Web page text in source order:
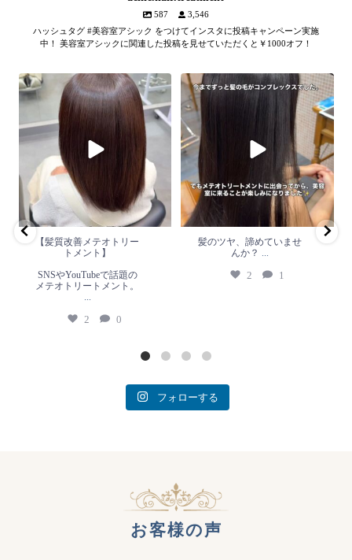
587
3,546
ハッシュタグ #美容室アシック をつけてインスタに投稿キャンペーン実施
中！ 美容室アシックに関連した投稿を見せていただくと￥1000オフ！
【髪質改善メテオトリートメン
SNSやYouTubeで話題のメテオト
リートメント。
2 0
【髪質改善メテオトリー
トメント】
SNSやYouTubeで話題の
メテオトリートメント。
2 0
髪のツヤ、諦めていません
1
髪のツヤ、諦めていませ
んか？
2 1
フォローする
お客様の声